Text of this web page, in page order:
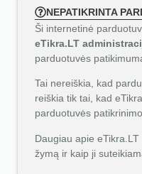
NEPATIKRINTA
Ši internetinė
eTikra.LT
parduotuvės
Tai nereiškia, kad
reiškia tik tai, kad
parduotuvės
Daugiau apie eTikra.LT
žymą ir kaip ji